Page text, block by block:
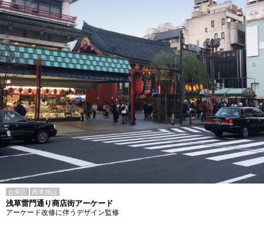
台東区 商業施設
浅草雷門通り商店街アーケード
アーケード改修に伴うデザイン監修